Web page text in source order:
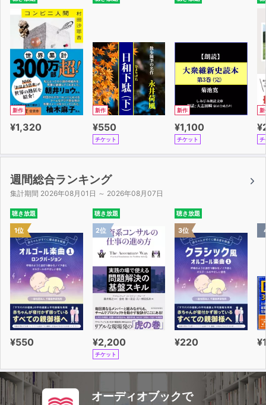
新作
¥1,320
新作
¥550
チケット
新作
¥1,100
チケット
新
チ
週間総合ランキング
集計期間 2026年08月01日 ～ 2026年08月07日
聴き放題
1位
¥550
聴き放題
2位
¥2,200
チケット
聴き放題
3位
¥220
オーディオブックで